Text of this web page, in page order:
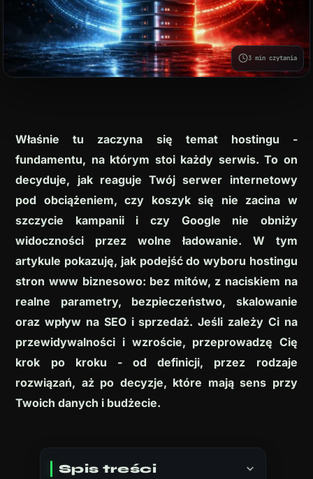
Modernizacja stron WWW
Opieka nad stroną WordPress
KONSULTACJĘ
+48 538 433 701
3 min czytania
Właśnie tu zaczyna się temat hostingu -
fundamentu, na którym stoi każdy serwis. To on
decyduje, jak reaguje Twój serwer internetowy
pod obciążeniem, czy koszyk się nie zacina w
szczycie kampanii i czy Google nie obniży
widoczności przez wolne ładowanie. W tym
artykule pokazuję, jak podejść do wyboru hostingu
stron www biznesowo: bez mitów, z naciskiem na
realne parametry, bezpieczeństwo, skalowanie
oraz wpływ na SEO i sprzedaż. Jeśli zależy Ci na
przewidywalności i wzroście, przeprowadzę Cię
krok po kroku - od definicji, przez rodzaje
rozwiązań, aż po decyzje, które mają sens przy
Twoich danych i budżecie.
Spis treści